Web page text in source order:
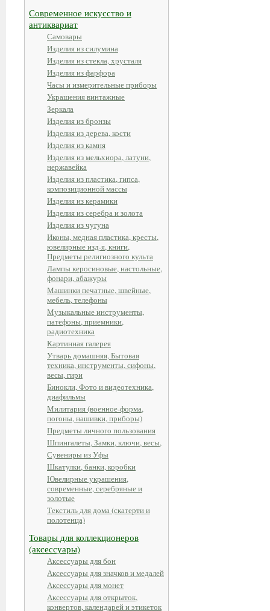
Современное искусство и
антиквариат
Самовары
Изделия из силумина
Изделия из стекла, хрусталя
Изделия из фарфора
Часы и измерительные приборы
Украшения винтажные
Зеркала
Изделия из бронзы
Изделия из дерева, кости
Изделия из камня
Изделия из мельхиора, латуни,
нержавейка
Изделия из пластика, гипса,
композиционной массы
Изделия из керамики
Изделия из серебра и золота
Изделия из чугуна
Иконы, медная пластика, кресты,
ювелирные изд-я, книги,
Предметы религиозного культа
Лампы керосиновые, настольные,
фонари, абажуры
Машинки печатные, швейные,
мебель, телефоны
Музыкальные инструменты,
патефоны, приемники,
радиотехника
Картинная галерея
Утварь домашняя, Бытовая
техника, инструменты, сифоны,
весы, гири
Бинокли, Фото и видеотехника,
диафильмы
Милитария (военное-форма,
погоны, нашивки, приборы)
Предметы личного пользования
Шпингалеты, Замки, ключи, весы,
Сувениры из Уфы
Шкатулки, банки, коробки
Ювелирные украшения,
современные, серебряные и
золотые
Текстиль для дома (скатерти и
полотенца)
Товары для коллекционеров
(аксессуары)
Аксессуары для бон
Аксессуары для значков и медалей
Аксессуары для монет
Аксессуары для открыток,
конвертов, календарей и этикеток